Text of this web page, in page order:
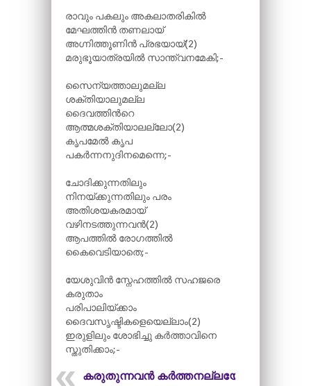
രാവും പകലും അകലാതരികിൽ
മേഘത്തിൻ തണലായ്
അഗ്നിത്തൂണിൻ പ്രഭയായ്(2)
മരുഭൂയാത്രയിൽ സാന്ത്വനമേകി;-
സൈന്യത്താലുമല്ല
ശക്തിയാലുമല്ല
ദൈവത്തിന്‍റെ
ആത്മശക്തിയാലല്ലോ(2)
കൃപമേൽ കൃപ
പകർന്നനുദിനമെന്നെ;-
ചോദിക്കുന്നതിലും
നിനയ്ക്കുന്നതിലും പരം
അതിശയകരമായ്
വഴിനടത്തുന്നവൻ(2)
ആപത്തിൽ രോഗത്തിൽ
കൈവെടിയാതെ;-
യേശുവിൻ സ്നേഹത്തിൽ സഹജരെ
കരുതാം
പരിപാലിയ്ക്കാം
ദൈവസൃഷ്ടികളെയെല്ലാം(2)
ഇരുളിലും ശോഭിച്ചു കർത്താവിനെ
സ്തുതിക്കാം;-
കരുതുന്നവൻ കർത്തനല്ലയോ